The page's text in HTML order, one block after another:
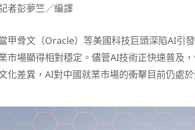
者彭夢竺／編譯
甲骨文（Oracle）等美國科技巨頭深陷AI引
市場顯得相對穩定。儘管AI技術正快速普及
化差異，AI對中國就業市場的衝擊目前仍處於